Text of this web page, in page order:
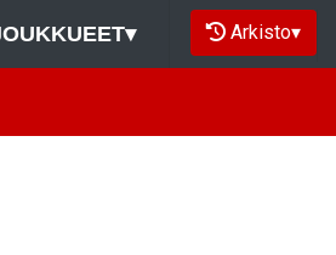
▾ Arkisto▾